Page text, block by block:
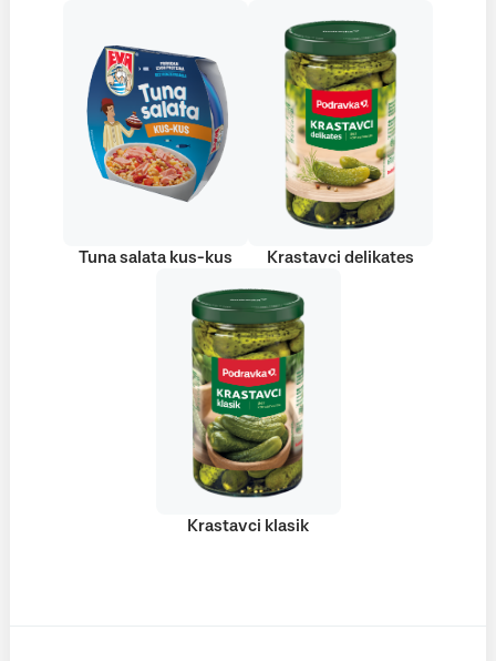
Tuna salata kus-kus Krastavci delikates
Krastavci klasik